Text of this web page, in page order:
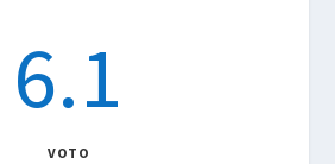
6.1
VOTO